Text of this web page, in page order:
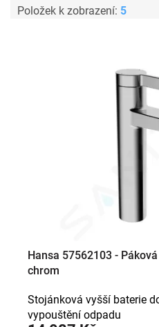
Položek k zobrazení: 5
Hansa 57562103 -
chrom
Stojánková vyšší baterie
vypouštění odpadu